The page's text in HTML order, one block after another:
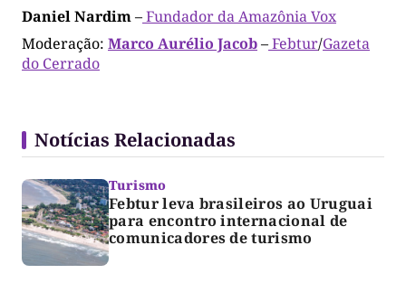
Daniel Nardim–Fundador da Amazônia Vox
Moderação: Marco Aurélio Jacob–Febtur/Gazeta
do Cerrado
Notícias Relacionadas
Turismo
Febtur leva brasileiros ao Uruguai
para encontro internacional de
comunicadores de turismo